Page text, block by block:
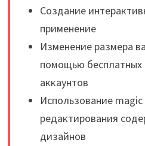
Создание
применение
Изменение размера
помощью бесплатных
аккаунтов
Использование
редактирования
дизайнов